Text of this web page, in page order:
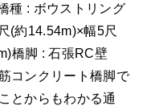
種 : ボウストリング
(約14.54m)×幅5尺
橋脚 : 石張RC壁
コンクリート橋脚で
とからもわかる通